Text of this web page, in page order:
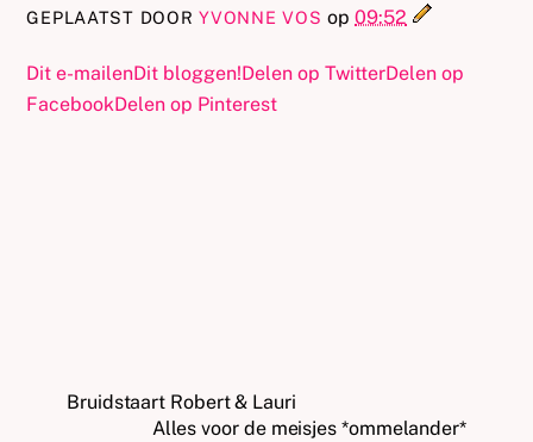
GEPLAATST DOORYVONNE VOSop09:52
Dit e-mailenDit bloggen!Delen op TwitterDelen op
FacebookDelen op Pinterest
Bruidstaart Robert & Lauri
Alles voor de meisjes *ommelander*